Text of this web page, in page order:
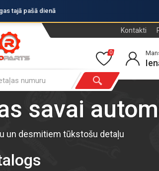
tajā pašā dienā
Kontakti
0
savai
un desmitiem tūkstošu detaļu